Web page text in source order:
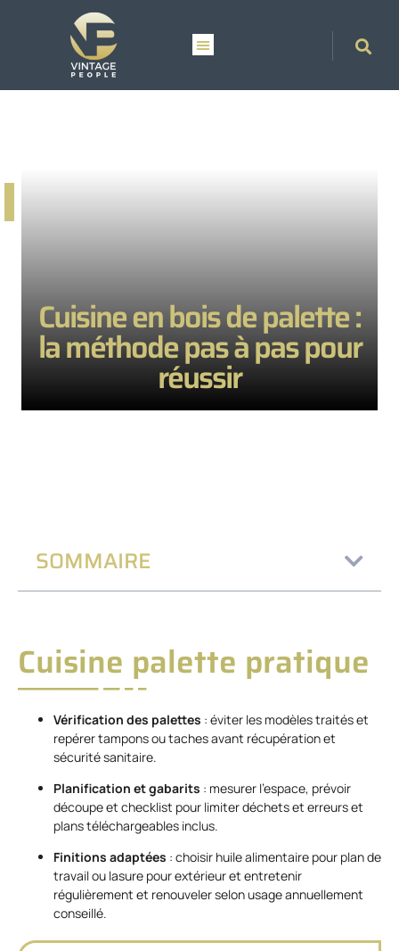
Cuisine en bois de palette :
la méthode pas à pas pour
réussir
SOMMAIRE
Cuisine palette pratique
Vérification des palettes : éviter les modèles traités et
repérer tampons ou taches avant récupération et
sécurité sanitaire.
Planification et gabarits : mesurer l’espace, prévoir
découpe et checklist pour limiter déchets et erreurs et
plans téléchargeables inclus.
Finitions adaptées : choisir huile alimentaire pour plan de
travail ou lasure pour extérieur et entretenir
régulièrement et renouveler selon usage annuellement
conseillé.